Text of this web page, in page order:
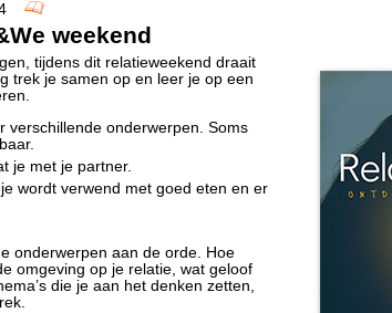
weekend
tijdens dit relatieweekend draait
trek je samen op en leer je op een
verschillende onderwerpen. Soms
je met je partner.
wordt verwend met goed eten en er
onderwerpen aan de orde. Hoe
omgeving op je relatie, wat geloof
die je aan het denken zetten,